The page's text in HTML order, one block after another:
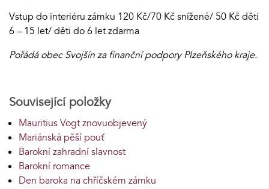
Vstup do interiéru zámku 120 Kč/70 Kč snížené/ 50 Kč děti
6 – 15 let/ děti do 6 let zdarma
Pořádá obec Svojšín za finanční podpory Plzeňského kraje.
Související položky
Mauritius Vogt znovuobjevený
Mariánská pěší pouť
Barokní zahradní slavnost
Barokní romance
Den baroka na chříčském zámku